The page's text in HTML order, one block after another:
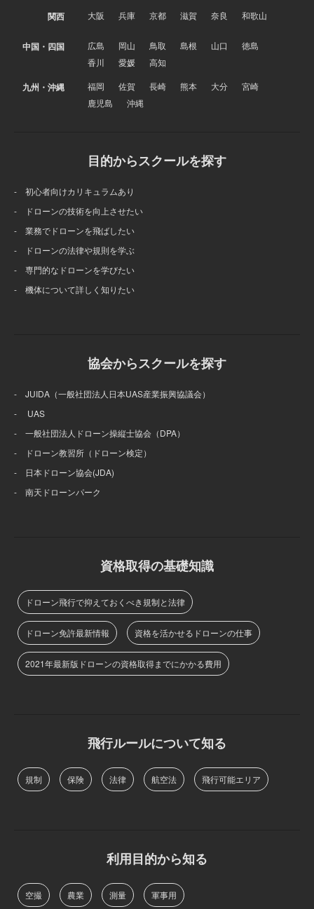
関西 大阪 兵庫 京都 滋賀 奈良 和歌山
中国・四国 広島 岡山 鳥取 島根 山口
徳島
香川
愛媛 高知
九州・沖縄 福岡 佐賀 長崎 熊本 大分
宮崎
鹿児島
沖縄
目的からスクールを探す
- 初心者向けカリキュラムあり
- ドローンの技術を向上させたい
- 業務でドローンを飛ばしたい
- ドローンの法律や規則を学ぶ
- 専門的なドローンを学びたい
- 機体について詳しく知りたい
協会からスクールを探す
- JUIDA（一般社団法人日本UAS産業振興協議会）
- UAS
- 一般社団法人ドローン操縦士協会（DPA）
- ドローン教習所（ドローン検定）
- 日本ドローン協会(JDA)
- 南天ドローンパーク
資格取得の基礎知識
ドローン飛行で抑えておくべき規制と法律
ドローン免許最新情報 資格を活かせるドローンの仕事
2021年最新版ドローンの資格取得までにかかる費用
飛行ルールについて知る
規制 保険 法律 航空法 飛行可能エリア
利用目的から知る
空撮 農業 測量 軍事用